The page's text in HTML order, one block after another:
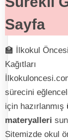
Sayfa
🏫 İlkokul
Kağıtları
sürecini
için hazırlanmış
materyalleri
Sitemizde okul